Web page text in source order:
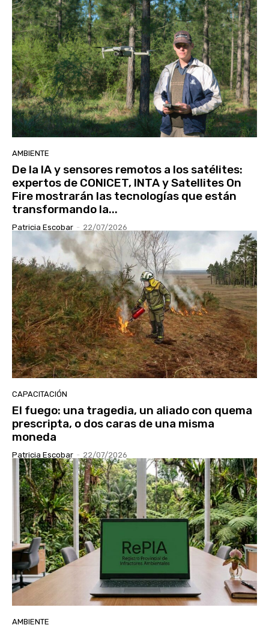
AMBIENTE
De la IA y sensores remotos a los satélites:
expertos de CONICET, INTA y Satellites On
Fire mostrarán las tecnologías que están
transformando la...
Patricia Escobar - 22/07/2026
CAPACITACIÓN
El fuego: una tragedia, un aliado con quema
prescripta, o dos caras de una misma
moneda
Patricia Escobar - 22/07/2026
AMBIENTE